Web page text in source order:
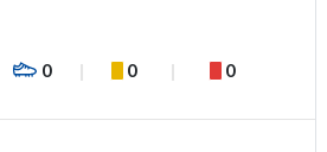
0 0 0